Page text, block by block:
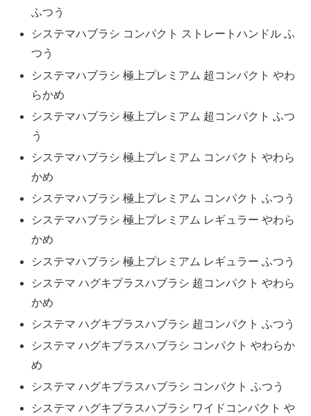
ふつう
システマハブラシ コンパクト ストレートハンドル ふ
つう
システマハブラシ 極上プレミアム 超コンパクト やわ
らかめ
システマハブラシ 極上プレミアム 超コンパクト ふつ
う
システマハブラシ 極上プレミアム コンパクト やわら
かめ
システマハブラシ 極上プレミアム コンパクト ふつう
システマハブラシ 極上プレミアム レギュラー やわら
かめ
システマハブラシ 極上プレミアム レギュラー ふつう
システマ ハグキプラスハブラシ 超コンパクト やわら
かめ
システマ ハグキプラスハブラシ 超コンパクト ふつう
システマ ハグキプラスハブラシ コンパクト やわらか
め
システマ ハグキプラスハブラシ コンパクト ふつう
システマ ハグキプラスハブラシ ワイドコンパクト や